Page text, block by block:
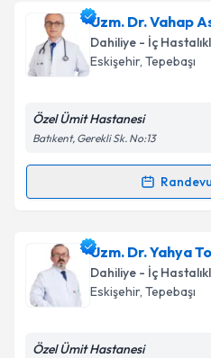
Prof. Dr. Murat İkizler
oluşturun. Size bu
takvim hazırlandığında
Kişisel verilerimin
Metni'ni okudum ve
Takvim
Uzm. Dr. Vahap
Dahiliye - İç
Eskişehir, Tepebaşı
Özel Ümit Hastanesi
Batıkent, Gerekli Sk. No:13
Randevu Takvimi
Uzm. Dr. Vahap Aslan
oluşturun. Size bu
takvim hazırlandığında
Uzm. Dr. Yahya
Dahiliye - İç
Eskişehir, Tepebaşı
Özel Ümit Hastanesi